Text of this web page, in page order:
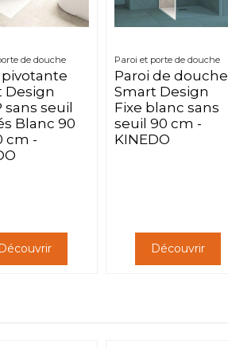
de douche
Design
sans seuil
Blanc 90
cm -
Découvrir
Paroi et porte de douche
Paroi de douche
Smart Design
Fixe blanc sans
seuil 90 cm -
KINEDO
Découvrir